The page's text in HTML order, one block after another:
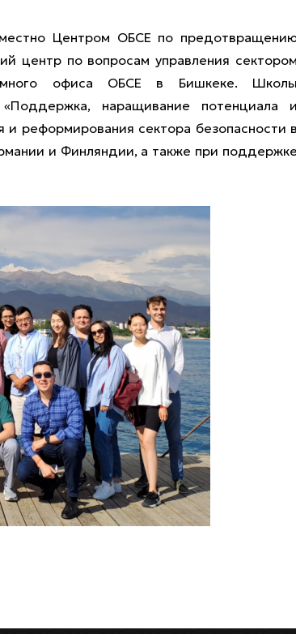
Центром ОБСЕ по
центр по вопросам управления сектором
офиса ОБСЕ в Бишкеке. Школы
наращивание потенциала и
реформирования сектора безопасности в
и Финляндии, а также при поддержке